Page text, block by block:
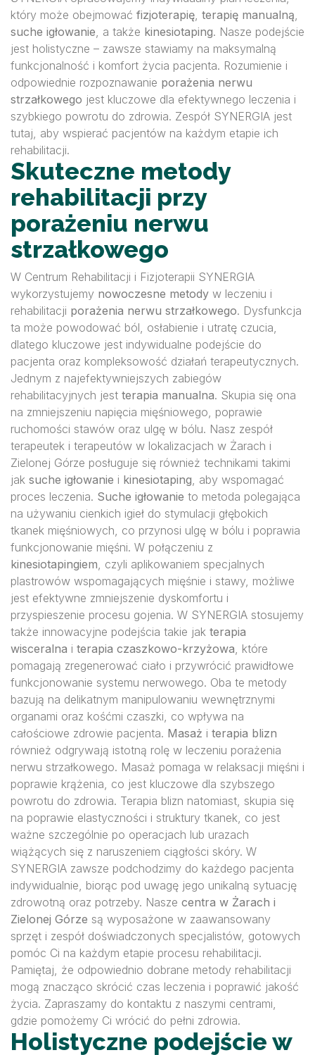
który może obejmować fizjoterapię, terapię manualną,
suche igłowanie, a także kinesiotaping. Nasze podejście
jest holistyczne – zawsze stawiamy na maksymalną
funkcjonalność i komfort życia pacjenta. Rozumienie i
odpowiednie rozpoznawanie porażenia nerwu
strzałkowego jest kluczowe dla efektywnego leczenia i
szybkiego powrotu do zdrowia. Zespół SYNERGIA jest
tutaj, aby wspierać pacjentów na każdym etapie ich
rehabilitacji.
Skuteczne metody
rehabilitacji przy
porażeniu nerwu
strzałkowego
W Centrum Rehabilitacji i Fizjoterapii SYNERGIA
wykorzystujemy nowoczesne metody w leczeniu i
rehabilitacji porażenia nerwu strzałkowego. Dysfunkcja
ta może powodować ból, osłabienie i utratę czucia,
dlatego kluczowe jest indywidualne podejście do
pacjenta oraz kompleksowość działań terapeutycznych.
Jednym z najefektywniejszych zabiegów
rehabilitacyjnych jest terapia manualna. Skupia się ona
na zmniejszeniu napięcia mięśniowego, poprawie
ruchomości stawów oraz ulgę w bólu. Nasz zespół
terapeutek i terapeutów w lokalizacjach w Żarach i
Zielonej Górze posługuje się również technikami takimi
jak suche igłowanie i kinesiotaping, aby wspomagać
proces leczenia. Suche igłowanie to metoda polegająca
na używaniu cienkich igieł do stymulacji głębokich
tkanek mięśniowych, co przynosi ulgę w bólu i poprawia
funkcjonowanie mięśni. W połączeniu z
kinesiotapingiem, czyli aplikowaniem specjalnych
plastrowów wspomagających mięśnie i stawy, możliwe
jest efektywne zmniejszenie dyskomfortu i
przyspieszenie procesu gojenia. W SYNERGIA stosujemy
także innowacyjne podejścia takie jak terapia
wisceralna i terapia czaszkowo-krzyżowa, które
pomagają zregenerować ciało i przywrócić prawidłowe
funkcjonowanie systemu nerwowego. Oba te metody
bazują na delikatnym manipulowaniu wewnętrznymi
organami oraz kośćmi czaszki, co wpływa na
całościowe zdrowie pacjenta. Masaż i terapia blizn
również odgrywają istotną rolę w leczeniu porażenia
nerwu strzałkowego. Masaż pomaga w relaksacji mięśni i
poprawie krążenia, co jest kluczowe dla szybszego
powrotu do zdrowia. Terapia blizn natomiast, skupia się
na poprawie elastyczności i struktury tkanek, co jest
ważne szczególnie po operacjach lub urazach
wiążących się z naruszeniem ciągłości skóry. W
SYNERGIA zawsze podchodzimy do każdego pacjenta
indywidualnie, biorąc pod uwagę jego unikalną sytuację
zdrowotną oraz potrzeby. Nasze centra w Żarach i
Zielonej Górze są wyposażone w zaawansowany
sprzęt i zespół doświadczonych specjalistów, gotowych
pomóc Ci na każdym etapie procesu rehabilitacji.
Pamiętaj, że odpowiednio dobrane metody rehabilitacji
mogą znacząco skrócić czas leczenia i poprawić jakość
życia. Zapraszamy do kontaktu z naszymi centrami,
gdzie pomożemy Ci wrócić do pełni zdrowia.
Holistyczne podejście w